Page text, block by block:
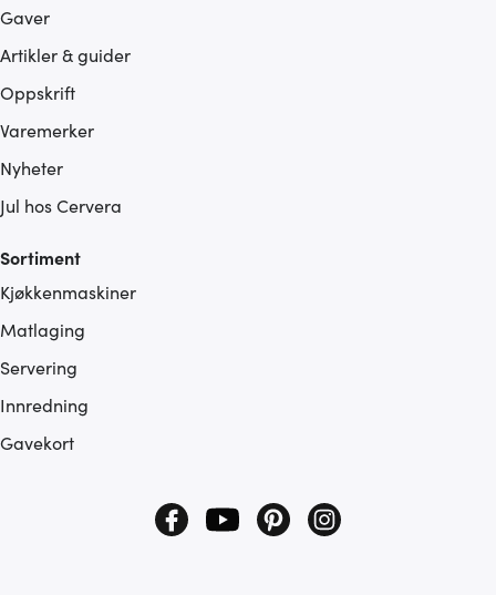
Gaver
Artikler & guider
Oppskrift
Varemerker
Nyheter
Jul hos Cervera
Sortiment
Kjøkkenmaskiner
Matlaging
Servering
Innredning
Gavekort